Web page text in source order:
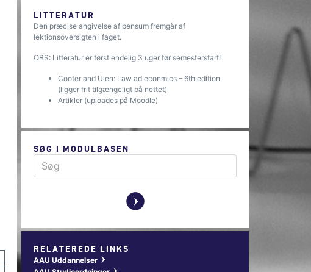
LITTERATUR
Den præcise angivelse af pensum fremgår af
lektionsoversigten i faget.
OBS: Litteratur er først endelig 3 uger før semesterstart!
Cooter and Ulen: Law ad econmics – 6th edition
(ligger frit tilgængeligt på nettet)
Artikler (uploades på Moodle)
SØG I MODULBASEN
y
RELATEREDE LINKS
AAU Uddannelser w